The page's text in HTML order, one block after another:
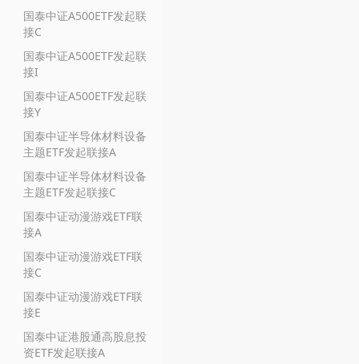
国泰中证A500ETF发起联
接C
国泰中证A500ETF发起联
接I
国泰中证A500ETF发起联
接Y
国泰中证半导体材料设备
主题ETF发起联接A
国泰中证半导体材料设备
主题ETF发起联接C
国泰中证动漫游戏ETF联
接A
国泰中证动漫游戏ETF联
接C
国泰中证动漫游戏ETF联
接E
国泰中证港股通高股息投
资ETF发起联接A